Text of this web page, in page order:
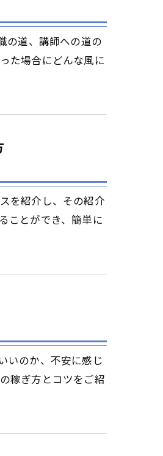
の道、講師への道の
た場合にどんな風に
を紹介し、その紹介
ことができ、簡単に
いのか、不安に感じ
稼ぎ方とコツをご紹